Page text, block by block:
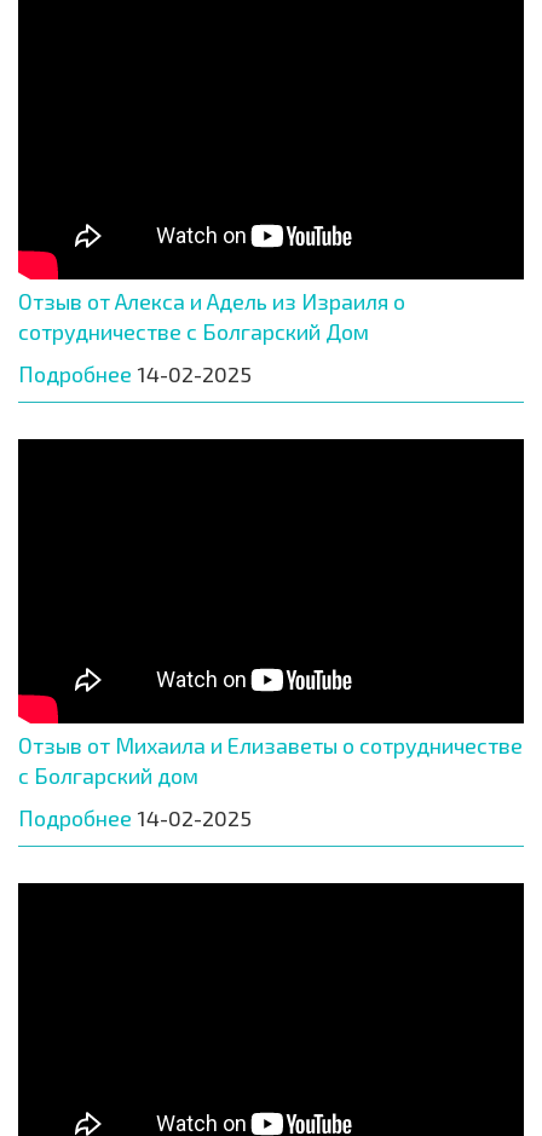
Отзыв от Алекса и Адель из Израиля о
сотрудничестве с Болгарский Дом
Подробнее 14-02-2025
Отзыв от Михаила и Елизаветы о сотрудничестве
с Болгарский дом
Подробнее 14-02-2025